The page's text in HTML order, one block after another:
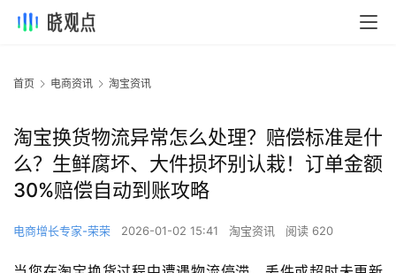
首页 电商资讯 淘宝资讯
淘宝换货物流异常怎么处理？赔偿标准是什
么？生鲜腐坏、大件损坏别认栽！订单金额
30%赔偿自动到账攻略
电商增长专家-荣荣 2026-01-02 15:41 淘宝资讯 阅读 620